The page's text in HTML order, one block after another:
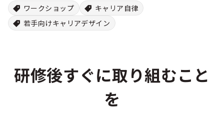
ワークショップ
キャリア自律
若手向けキャリアデザイン
研修後すぐに取り組むこと
を